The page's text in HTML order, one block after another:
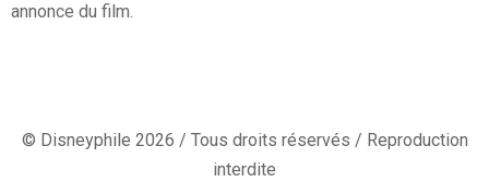
annonce du film.
© Disneyphile 2026 / Tous droits réservés / Reproduction
interdite